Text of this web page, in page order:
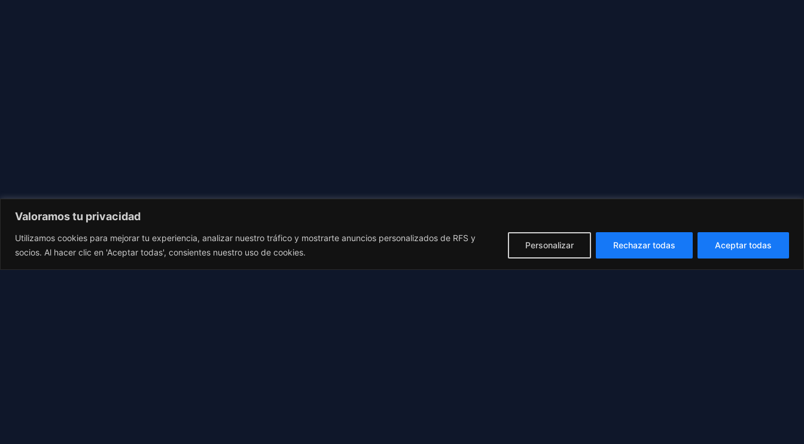
Valoramos tu privacidad
Utilizamos cookies para mejorar tu experiencia, analizar nuestro tráfico y mostrarte anuncios personalizados de RFS y
socios. Al hacer clic en 'Aceptar todas', consientes nuestro uso de cookies.
Personalizar Rechazar todas Aceptar todas